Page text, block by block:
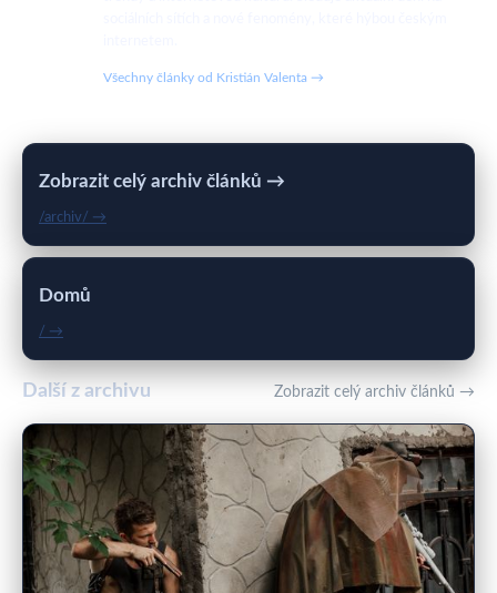
Všechny články od Kristián Valenta →
Zobrazit celý archiv článků →
/archiv/ →
Domů
/ →
Další z archivu Zobrazit celý archiv článků →